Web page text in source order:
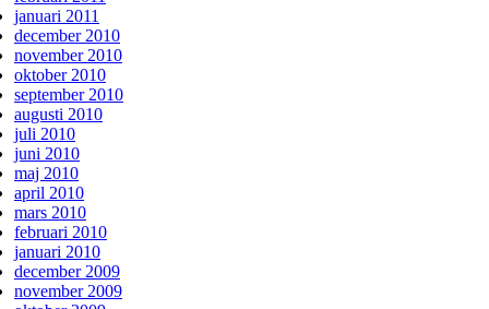
januari 2011
december 2010
november 2010
oktober 2010
september 2010
augusti 2010
juli 2010
juni 2010
maj 2010
april 2010
mars 2010
februari 2010
januari 2010
december 2009
november 2009